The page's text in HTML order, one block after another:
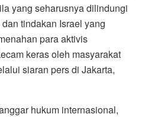
yang seharusnya dilindungi
tindakan Israel yang
para aktivis
keras oleh masyarakat
siaran pers di Jakarta,
hukum internasional,